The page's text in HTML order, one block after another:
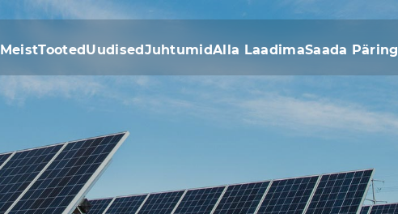
MeistTootedUudisedJuhtumidAlla LaadimaSaada Päring